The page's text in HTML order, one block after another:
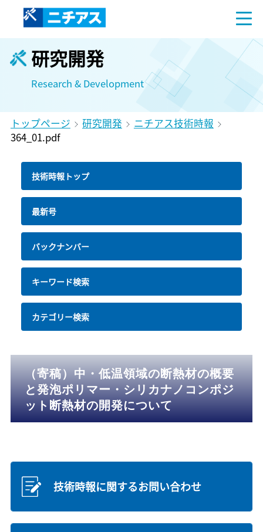
研究開発
Research & Development
トップページ 研究開発
ニチアス技術時報
364_01.pdf
技術時報トップ
最新号
バックナンバー
キーワード検索
カテゴリー検索
（寄稿）中・低温領域の断熱材の概要
と発泡ポリマー・シリカナノコンポジ
ット断熱材の開発について
技術時報に関するお問い合わせ